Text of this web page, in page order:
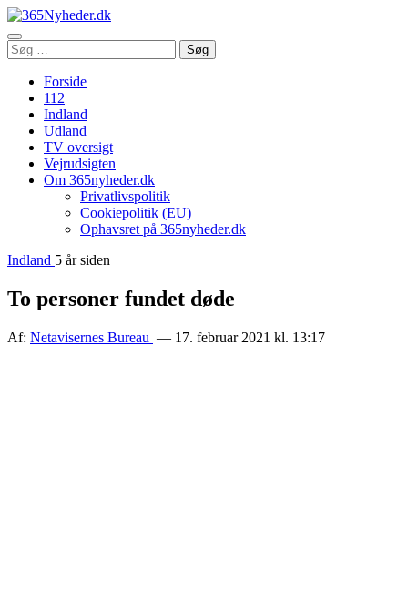
Åbn
menu
Søg
efter:
Søg
Forside
112
Indland
Udland
TV oversigt
Vejrudsigten
Om 365nyheder.dk
Privatlivspolitik
Cookiepolitik (EU)
Ophavsret på 365nyheder.dk
Indland 5 år siden
To personer fundet døde
Af: Netavisernes Bureau — 17. februar 2021 kl. 13:17